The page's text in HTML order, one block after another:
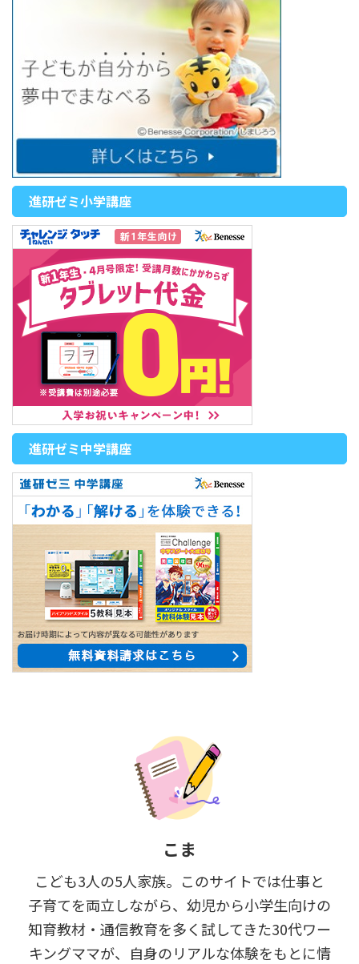
進研ゼミ小学講座
進研ゼミ中学講座
こま
こども3人の5人家族。このサイトでは仕事と
子育てを両立しながら、幼児から小学生向けの
知育教材・通信教育を多く試してきた30代ワー
キングママが、自身のリアルな体験をもとに情